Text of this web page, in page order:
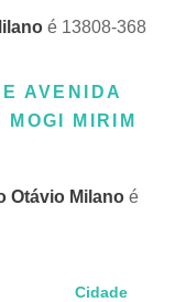
é 13808-368
AVENIDA
MIRIM
Otávio Milano é
Cidade